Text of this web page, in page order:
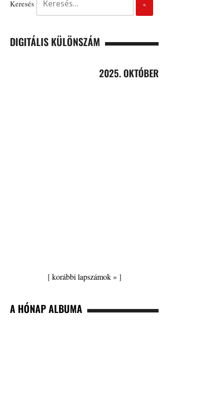
Keresés
DIGITÁLIS KÜLÖNSZÁM
2025. OKTÓBER
[korábbi lapszámok » ]
A HÓNAP ALBUMA